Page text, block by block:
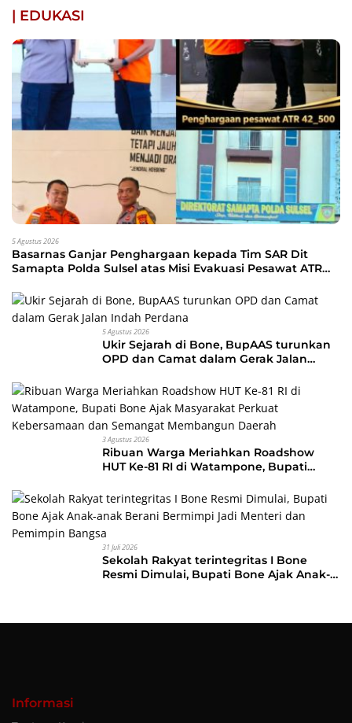
| EDUKASI
5 Agustus 2026
Basarnas Ganjar Penghargaan kepada Tim SAR Dit
Samapta Polda Sulsel atas Misi Evakuasi Pesawat ATR
5 Agustus 2026
Ukir Sejarah di Bone, BupAAS turunkan
OPD dan Camat dalam Gerak Jalan
3 Agustus 2026
Ribuan Warga Meriahkan Roadshow
HUT Ke-81 RI di Watampone, Bupati
Kebersamaan dan Semangat
Membangun Daerah
31 Juli 2026
Sekolah Rakyat terintegritas I Bone
Resmi Dimulai, Bupati Bone Ajak Anak-
Informasi